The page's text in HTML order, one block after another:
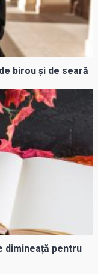
birou și de seară
dimineață pentru